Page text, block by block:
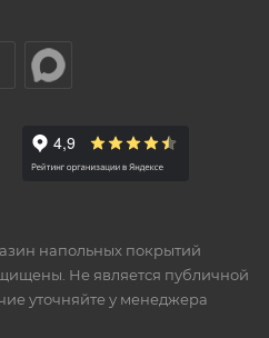
напольных покрытий
Не является публичной
уточняйте у менеджера